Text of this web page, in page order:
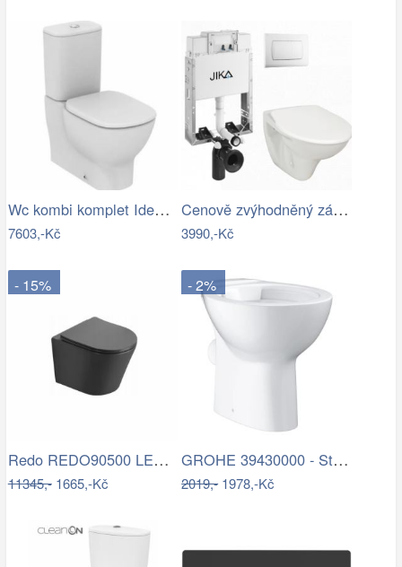
Wc kombi komplet Ideal Standard Tesi…
7603,-Kč
Cenově zvýhodněný závěsný WC set Jika k…
3990,-Kč
- 15%
Redo REDO90500 LED venkovní nástěnné…
11345,-1665,-Kč
- 2%
GROHE 39430000 - Stojící WC BAU CERAMIC…
2019,-1978,-Kč